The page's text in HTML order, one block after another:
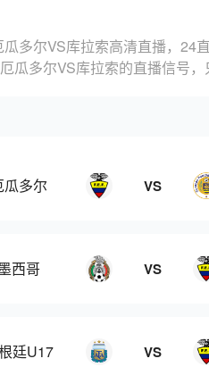
多尔VS库拉索高清直播，24
瓜多尔VS库拉索的直播信号，
瓜多尔 VS
西哥 VS
廷U17 VS